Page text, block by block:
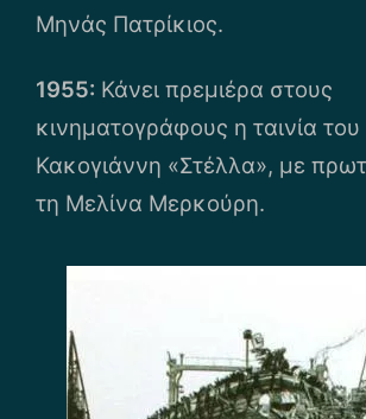
Μηνάς Πατρίκιος.
1955: Κάνει πρεμιέρα στους
κινηματογράφους η ταινία
Κακογιάννη «Στέλλα», με
τη Μελίνα Μερκούρη.